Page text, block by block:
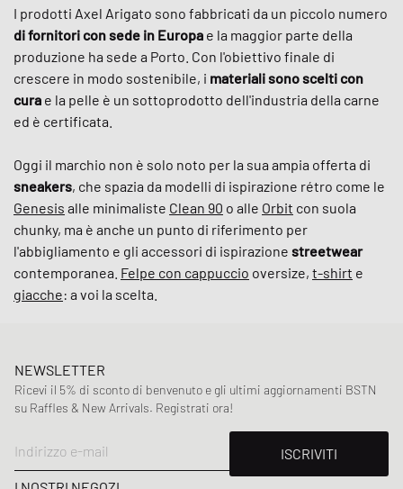
I prodotti Axel Arigato sono fabbricati da un piccolo numero
di fornitori con sede in Europa e la maggior parte della
produzione ha sede a Porto. Con l'obiettivo finale di
crescere in modo sostenibile, i materiali sono scelti con
cura e la pelle è un sottoprodotto dell'industria della carne
ed è certificata.
Oggi il marchio non è solo noto per la sua ampia offerta di
sneakers, che spazia da modelli di ispirazione rétro come le
Genesis alle minimaliste Clean 90 o alle Orbit con suola
chunky, ma è anche un punto di riferimento per
l'abbigliamento e gli accessori di ispirazione streetwear
contemporanea. Felpe con cappuccio oversize, t-shirt e
giacche: a voi la scelta.
NEWSLETTER
Ricevi il 5% di sconto di benvenuto e gli ultimi aggiornamenti BSTN
su Raffles & New Arrivals. Registrati ora!
Indirizzo e-mail
ISCRIVITI